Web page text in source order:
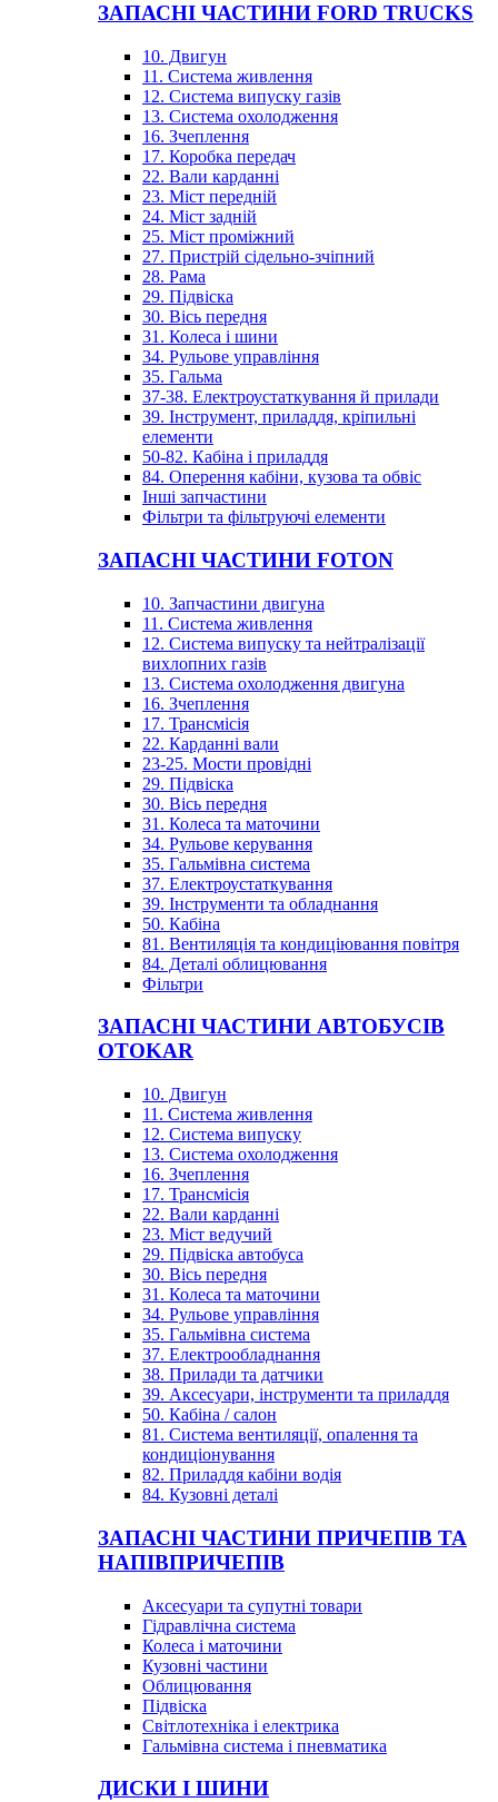
ЗАПАСНІ ЧАСТИНИ FORD TRUCKS
10. Двигун
11. Система живлення
12. Система випуску газів
13. Система охолодження
16. Зчеплення
17. Коробка передач
22. Вали карданні
23. Міст передній
24. Міст задній
25. Міст проміжний
27. Пристрій сідельно-зчіпний
28. Рама
29. Підвіска
30. Вісь передня
31. Колеса і шини
34. Рульове управління
35. Гальма
37-38. Електроустаткування й прилади
39. Інструмент, приладдя, кріпильні
елементи
50-82. Кабіна і приладдя
84. Оперення кабіни, кузова та обвіс
Інші запчастини
Фільтри та фільтруючі елементи
ЗАПАСНІ ЧАСТИНИ FOTON
10. Запчастини двигуна
11. Система живлення
12. Система випуску та нейтралізації
вихлопних газів
13. Система охолодження двигуна
16. Зчеплення
17. Трансмісія
22. Карданні вали
23-25. Мости провідні
29. Підвіска
30. Вісь передня
31. Колеса та маточини
34. Рульове керування
35. Гальмівна система
37. Електроустаткування
39. Інструменти та обладнання
50. Кабіна
81. Вентиляція та кондиціювання повітря
84. Деталі облицювання
Фільтри
ЗАПАСНІ ЧАСТИНИ АВТОБУСІВ
OTOKAR
10. Двигун
11. Система живлення
12. Система випуску
13. Система охолодження
16. Зчеплення
17. Трансмісія
22. Вали карданні
23. Міст ведучий
29. Підвіска автобуса
30. Вісь передня
31. Колеса та маточини
34. Рульове управління
35. Гальмівна система
37. Електрообладнання
38. Прилади та датчики
39. Аксесуари, інструменти та приладдя
50. Кабіна / салон
81. Система вентиляції, опалення та
кондиціонування
82. Приладдя кабіни водія
84. Кузовні деталі
ЗАПАСНІ ЧАСТИНИ ПРИЧЕПІВ ТА
НАПІВПРИЧЕПІВ
Аксесуари та супутні товари
Гідравлічна система
Колеса і маточини
Кузовні частини
Облицювання
Підвіска
Світлотехніка і електрика
Гальмівна система і пневматика
ДИСКИ І ШИНИ